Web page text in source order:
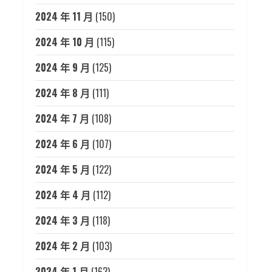
2024 年 11 月 (150)
2024 年 10 月 (115)
2024 年 9 月 (125)
2024 年 8 月 (111)
2024 年 7 月 (108)
2024 年 6 月 (107)
2024 年 5 月 (122)
2024 年 4 月 (112)
2024 年 3 月 (118)
2024 年 2 月 (103)